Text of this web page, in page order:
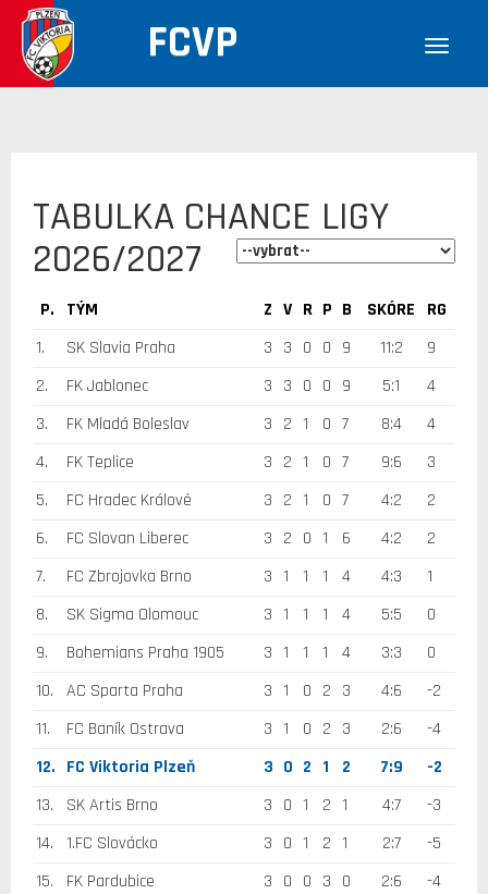
FCVP
TABULKA CHANCE LIGY
2026/2027
P. TÝM Z V R P B SKÓRE
RG
1.
SK Slavia Praha 3 3 0 0 9 11:2
9
2.
FK Jablonec 3 3 0 0 9 5:1
4
3.
FK Mladá Boleslav 3 2 1 0 7 8:4
4
4.
FK Teplice 3 2 1 0 7 9:6
3
5.
FC Hradec Králové 3 2 1 0 7 4:2
2
6.
FC Slovan Liberec 3 2 0 1 6 4:2
2
7.
FC Zbrojovka Brno 3 1 1 1 4 4:3
1
8.
SK Sigma Olomouc 3 1 1 1 4 5:5
0
9.
Bohemians Praha 1905 3 1 1 1 4 3:3
0
10.
AC Sparta Praha 3 1 0 2 3 4:6
-2
11.
FC Baník Ostrava 3 1 0 2 3 2:6
-4
12. FC Viktoria Plzeň 3 0 2 1 2 7:9
-2
13.
SK Artis Brno 3 0 1 2 1 4:7
-3
14.
1.FC Slovácko 3 0 1 2 1 2:7
-5
15.
FK Pardubice 3 0 0 3 0 2:6
-4